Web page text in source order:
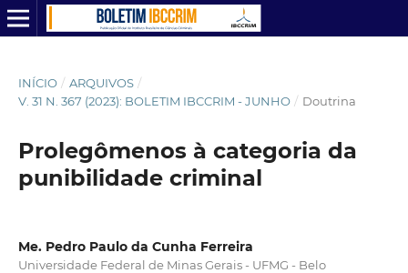
INÍCIO / ARQUIVOS /
V. 31 N. 367 (2023): BOLETIM IBCCRIM - JUNHO / Doutrina
Prolegômenos à categoria da
punibilidade criminal
Me. Pedro Paulo da Cunha Ferreira
Universidade Federal de Minas Gerais - UFMG - Belo